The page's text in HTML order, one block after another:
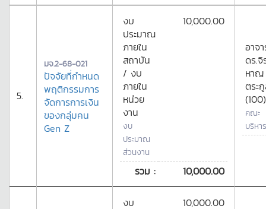
5.
มจ.2-68-021
ปัจจัยที่กำหนด
พฤติกรรมการ
จัดการการเงิน
ของกลุ่มคน
Gen Z
งบ
ประมาณ
ภายใน
สถาบัน
/ งบ
ภายใน
หน่วย
งาน
งบ
ประมาณ
ส่วนงาน
10,000.00
รวม : 10,000.00
อาจ
ดร.จิ
หาญ
ตระ
(100)
คณะ
บริหา
งบ
10,000.00